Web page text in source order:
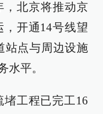
，北京将推动京
开通14号线望
站点与周边设施
水平。
工程已完工16